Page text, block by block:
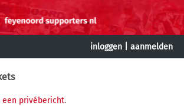
inloggen aanmelden
een privébericht.